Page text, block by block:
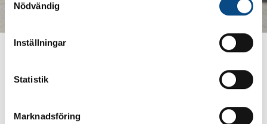
Nödvändig
Inställningar
Statistik
Marknadsföring
Upp till 12 månader räntefri